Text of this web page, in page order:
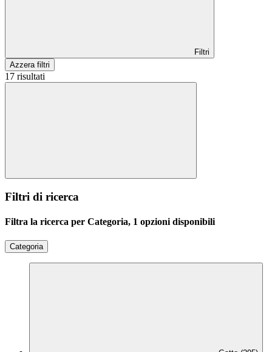
Filtri
Azzera filtri
17 risultati
Filtri di ricerca
Filtra la ricerca per Categoria, 1 opzioni disponibili
Categoria